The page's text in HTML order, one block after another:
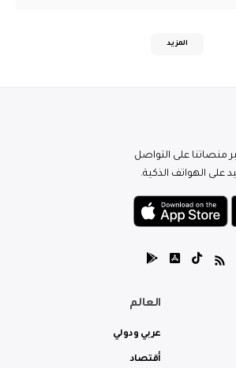
المزيد
منصاتنا على التواصل
على الهواتف الذكية.
العالم
عربي ودولي
أقتصاد